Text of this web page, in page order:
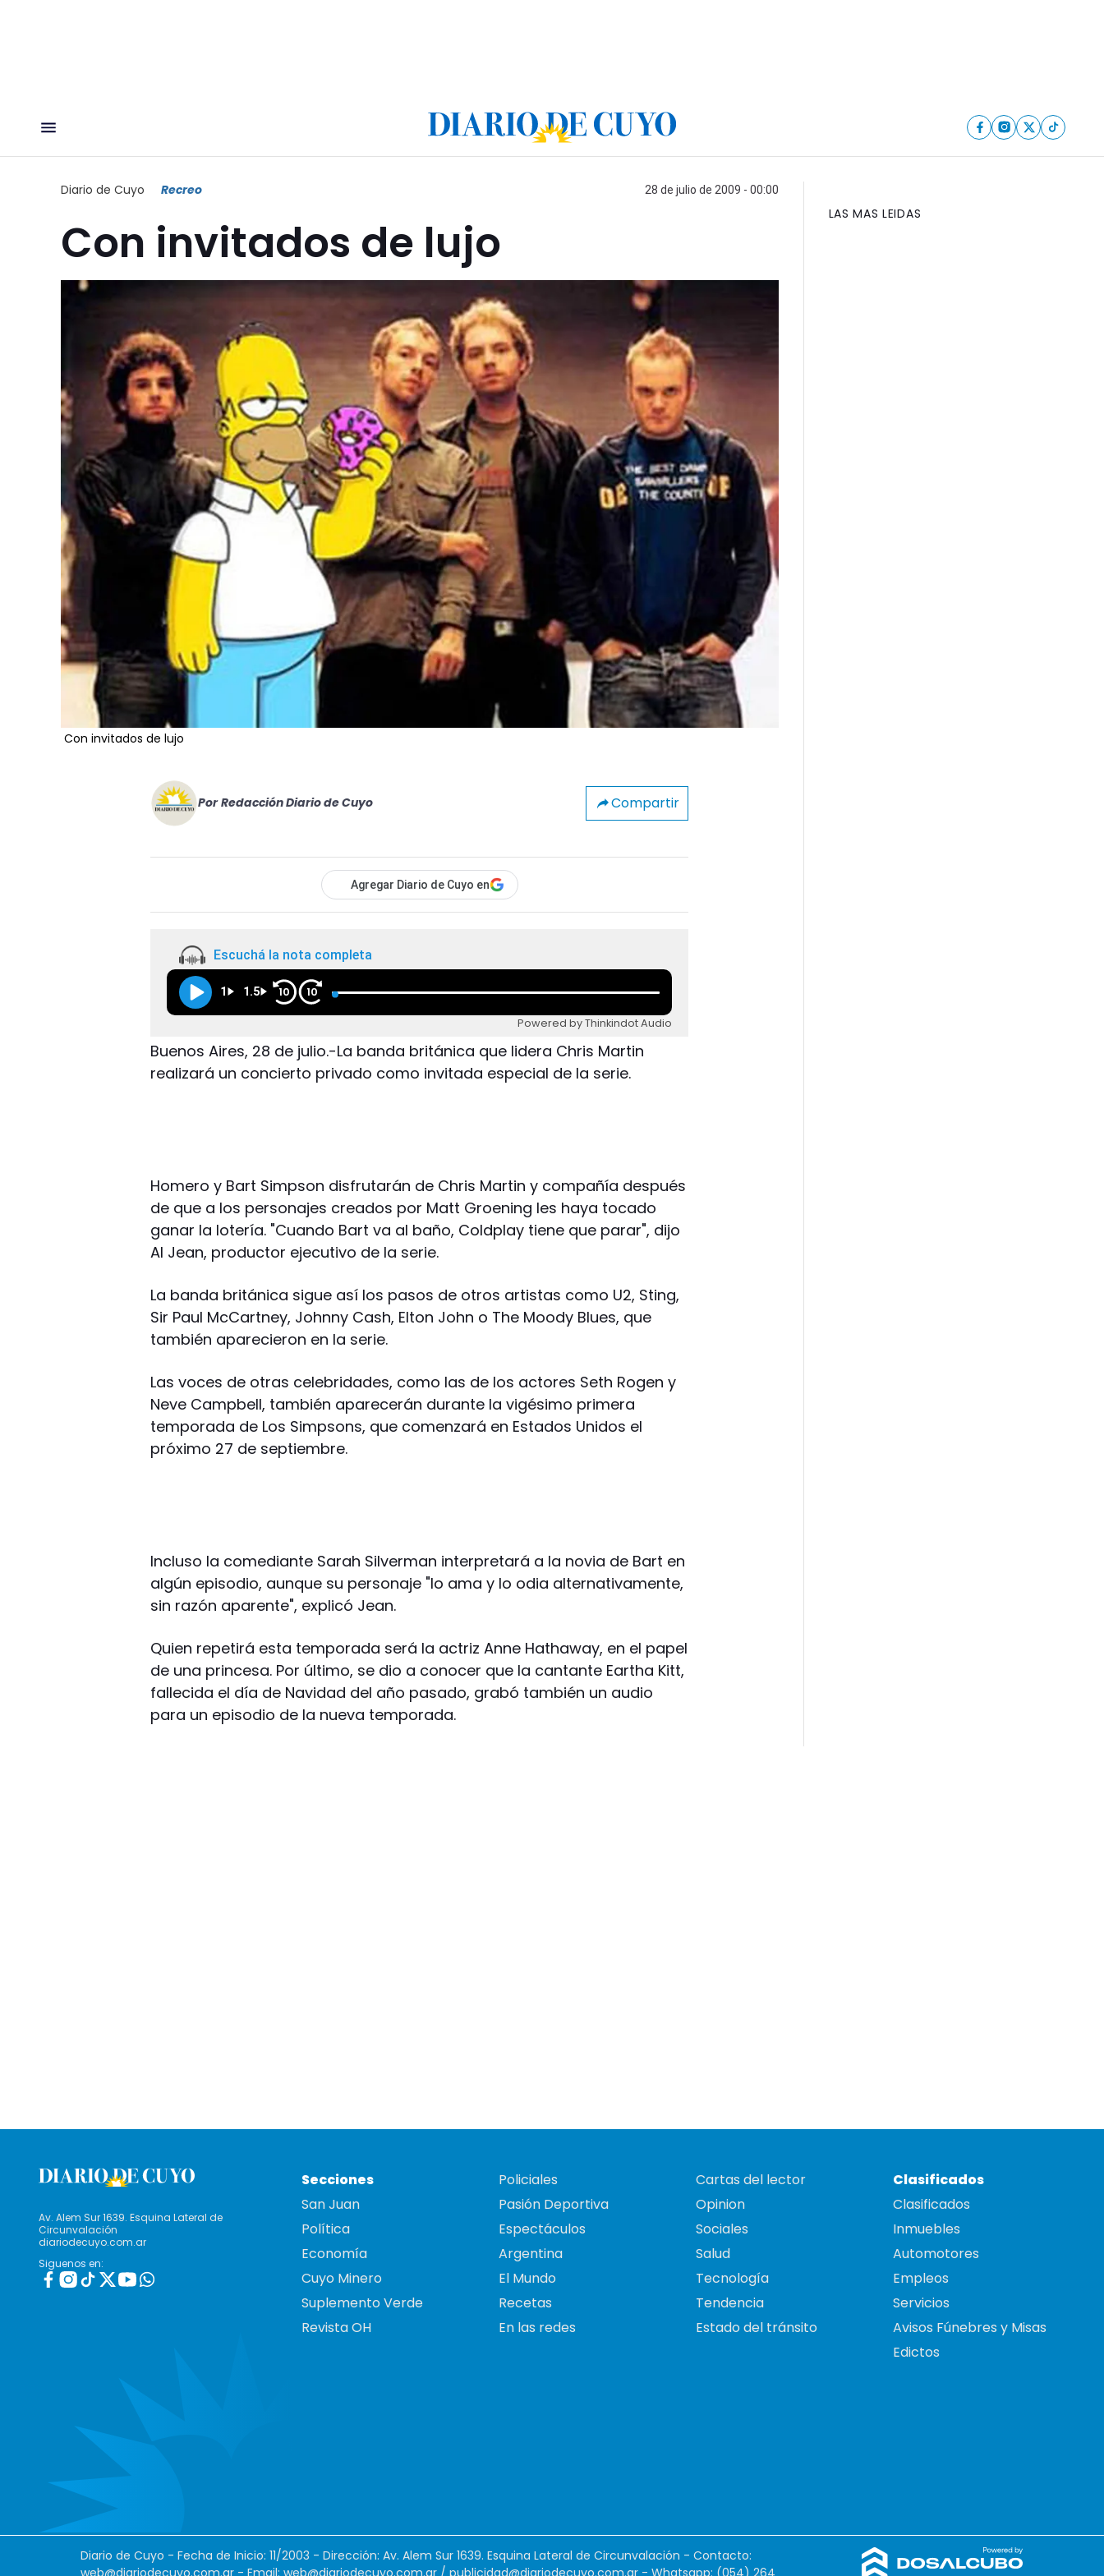
Diario de Cuyo Recreo 28 de julio de 2009 - 00:00
Con invitados de lujo
Con invitados de lujo
Por Redacción Diario de Cuyo Compartir
Agregar Diario de Cuyo en
Escuchá la nota completa
1 1.5 10 10
Powered by Thinkindot Audio
Buenos Aires, 28 de julio.-La banda británica que lidera Chris Martin
realizará un concierto privado como invitada especial de la serie.
Homero y Bart Simpson disfrutarán de Chris Martin y compañía después
de que a los personajes creados por Matt Groening les haya tocado
ganar la lotería. "Cuando Bart va al baño, Coldplay tiene que parar", dijo
Al Jean, productor ejecutivo de la serie.
La banda británica sigue así los pasos de otros artistas como U2, Sting,
Sir Paul McCartney, Johnny Cash, Elton John o The Moody Blues, que
también aparecieron en la serie.
Las voces de otras celebridades, como las de los actores Seth Rogen y
Neve Campbell, también aparecerán durante la vigésimo primera
temporada de Los Simpsons, que comenzará en Estados Unidos el
próximo 27 de septiembre.
Incluso la comediante Sarah Silverman interpretará a la novia de Bart en
algún episodio, aunque su personaje "lo ama y lo odia alternativamente,
sin razón aparente", explicó Jean.
Quien repetirá esta temporada será la actriz Anne Hathaway, en el papel
de una princesa. Por último, se dio a conocer que la cantante Eartha Kitt,
fallecida el día de Navidad del año pasado, grabó también un audio
para un episodio de la nueva temporada.
LAS MAS LEIDAS
Av. Alem Sur 1639. Esquina Lateral de
Circunvalación
diariodecuyo.com.ar
Siguenos en:
Secciones
San Juan
Política
Economía
Cuyo Minero
Suplemento Verde
Revista OH
Policiales
Pasión Deportiva
Espectáculos
Argentina
El Mundo
Recetas
En las redes
Cartas del lector
Opinion
Sociales
Salud
Tecnología
Tendencia
Estado del tránsito
Clasificados
Clasificados
Inmuebles
Automotores
Empleos
Servicios
Avisos Fúnebres y Misas
Edictos
Diario de Cuyo - Fecha de Inicio: 11/2003 - Dirección: Av. Alem Sur 1639. Esquina Lateral de Circunvalación - Contacto:
web@diariodecuyo.com.ar - Email: web@diariodecuyo.com.ar / publicidad@diariodecuyo.com.ar - Whatsapp: (054) 264